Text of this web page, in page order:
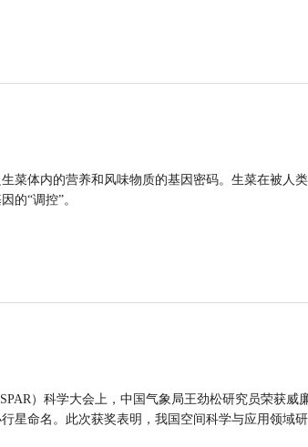
菜体内的营养和风味物质的基因密码。生菜在被人
的“调控”。
）科学大会上，中国气象局王劲松研究员荣获威
星命名。此次获奖表明，我国空间科学与应用领域